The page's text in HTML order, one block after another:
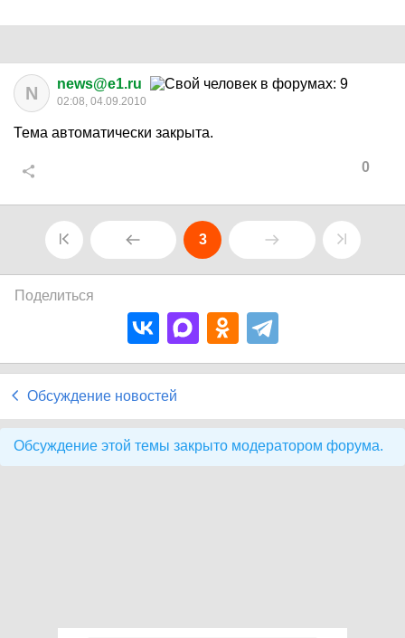
N news@e1.ru
02:08, 04.09.2010
Тема автоматически закрыта.
0
3
Поделиться
Обсуждение новостей
Обсуждение этой темы закрыто модератором форума.